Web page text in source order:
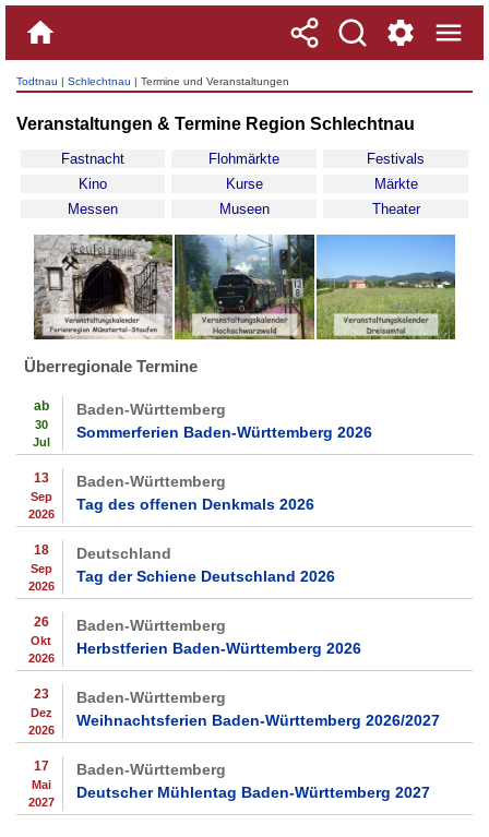
Todtnau | Schlechtnau | Termine und Veranstaltungen
Veranstaltungen & Termine Region Schlechtnau
Fastnacht Flohmärkte
Festivals
Kino
Kurse
Märkte
Messen
Museen Theater
Überregionale Termine
ab
30
Jul
Baden-Württemberg
Sommerferien Baden-Württemberg 2026
13
Sep
2026
Baden-Württemberg
Tag des offenen Denkmals 2026
18
Sep
2026
Deutschland
Tag der Schiene Deutschland 2026
26
Okt
2026
Baden-Württemberg
Herbstferien Baden-Württemberg 2026
23
Dez
2026
Baden-Württemberg
Weihnachtsferien Baden-Württemberg 2026/2027
17
Mai
2027
Baden-Württemberg
Deutscher Mühlentag Baden-Württemberg 2027